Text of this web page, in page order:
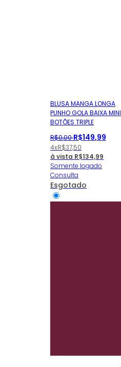
BLUSA MANGA LONGA
PUNHO GOLA BAIXA MINI
BOTÕES TRIPLE
R$0,00 R$149,99
4xR$37,50
à vista R$134,99
Somente logado
Consulta
Esgotado